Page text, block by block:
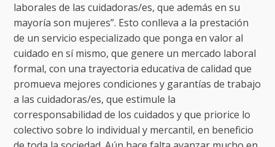
laborales de las cuidadoras/es, que además en su
mayoría son mujeres”. Esto conlleva a la prestación
de un servicio especializado que ponga en valor al
cuidado en sí mismo, que genere un mercado laboral
formal, con una trayectoria educativa de calidad que
promueva mejores condiciones y garantías de trabajo
a las cuidadoras/es, que estimule la
corresponsabilidad de los cuidados y que priorice lo
colectivo sobre lo individual y mercantil, en beneficio